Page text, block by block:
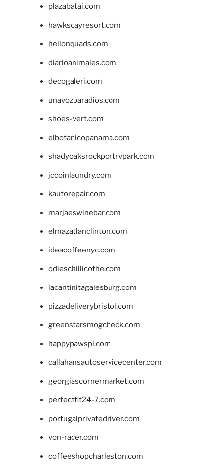
plazabatai.com
hawkscayresort.com
hellonquads.com
diarioanimales.com
decogaleri.com
unavozparadios.com
shoes-vert.com
elbotanicopanama.com
shadyoaksrockportrvpark.com
jccoinlaundry.com
kautorepair.com
marjaeswinebar.com
elmazatlanclinton.com
ideacoffeenyc.com
odieschillicothe.com
lacantinitagalesburg.com
pizzadeliverybristol.com
greenstarsmogcheck.com
happypawspl.com
callahansautoservicecenter.com
georgiascornermarket.com
perfectfit24-7.com
portugalprivatedriver.com
von-racer.com
coffeeshopcharleston.com